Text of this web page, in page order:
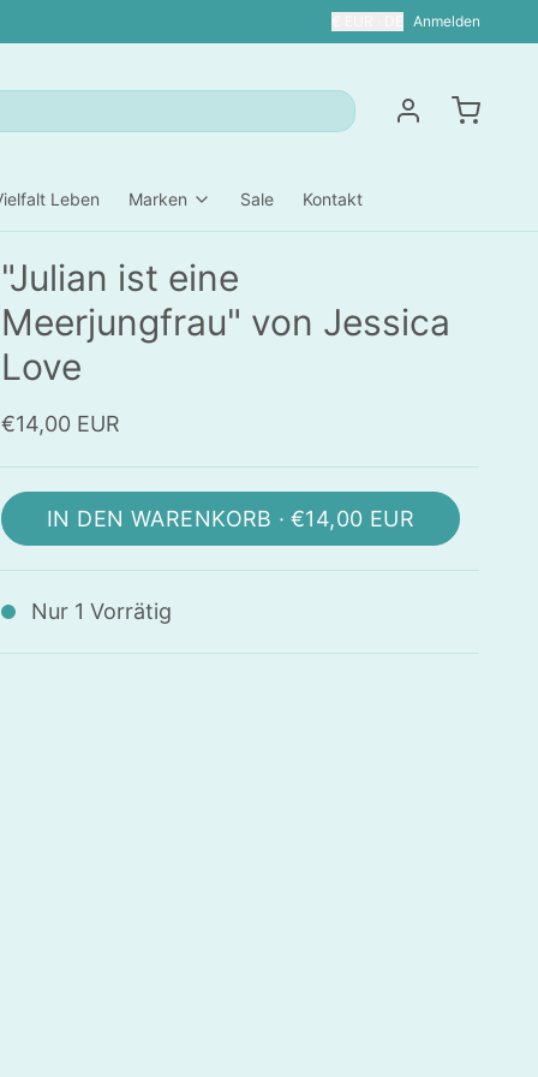
Anmelden
Leben Marken Sale Kontakt
"Julian ist eine
Meerjungfrau" von Jessica
Love
€14,00 EUR
IN DEN WARENKORB · €14,00 EUR
Nur 1 Vorrätig